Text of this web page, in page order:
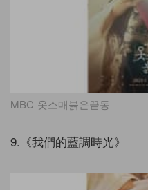
MBC 옷소매붉은끝동
9.《我們的藍調時光》